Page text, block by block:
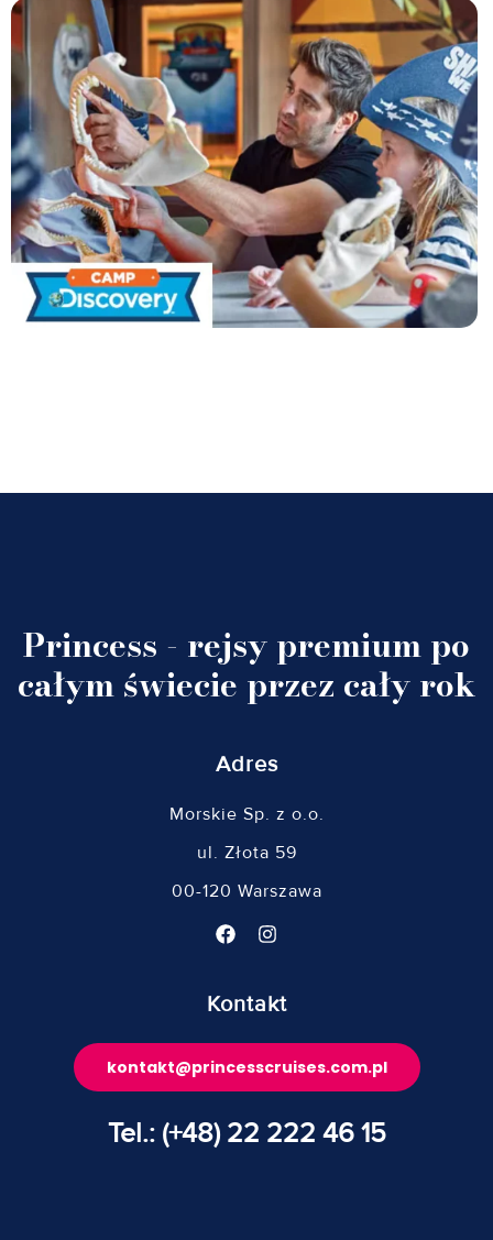
Princess - rejsy premium po
całym świecie przez cały rok
Adres
Morskie Sp. z o.o.
ul. Złota 59
00-120 Warszawa
Kontakt
kontakt@princesscruises.com.pl
Tel.: (+48) 22 222 46 15